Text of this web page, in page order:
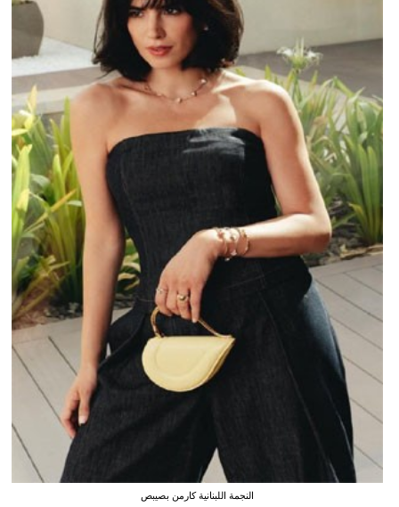
النجمة اللبنانية كارمن بصيبص